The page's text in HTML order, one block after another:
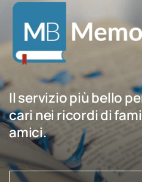
Il servizio più bello
cari nei ricordi di
amici.